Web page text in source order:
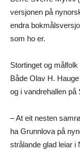
versjonen på
endra
som ho er.
Stortinget og
Både Olav H.
og i vandrehallen på
– At eit nesten
ha Grunnlova på
strålande glad leiar i